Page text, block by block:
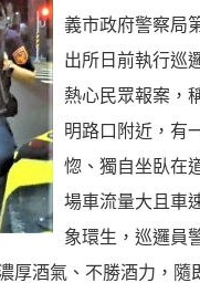
義市政府警察局
出所日前執行巡
熱心民眾報案，
明路口附近，有
惚、獨自坐臥在
場車流量大且車
象環生，巡邏員
厚酒氣、不勝酒力，隨